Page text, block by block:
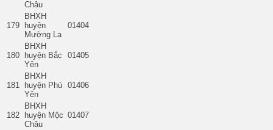
Châu
179
BHXH
huyện
Mường La
01404
180
BHXH
huyện Bắc
Yên
01405
181
BHXH
huyện Phù
Yên
01406
182
BHXH
huyện Mộc
Châu
01407